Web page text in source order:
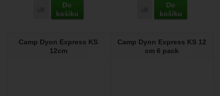
Přidat 'Camp Dyon Mixed Express KS 18cm 6Pack' k
Do
košíku
Přidat 'Camp Dyon
Do
košíku
Camp Dyon Express KS
12cm
Camp Dyon Express KS 12
cm 6 pack